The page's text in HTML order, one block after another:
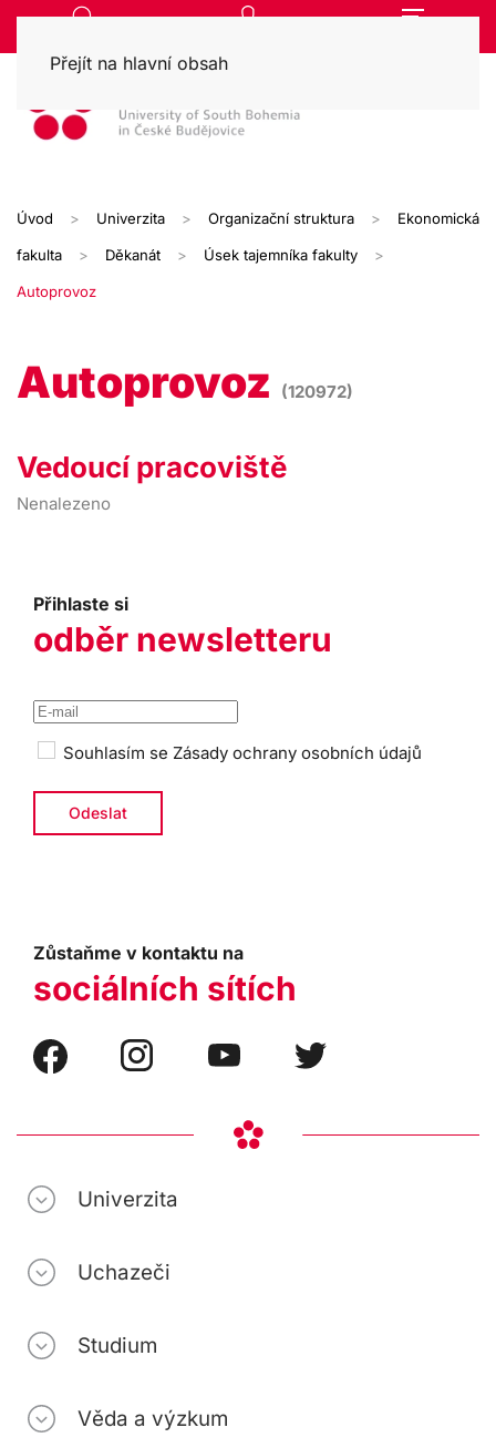
Přejít na hlavní obsah
Úvod Univerzita Organizační struktura Ekonomická
fakulta Děkanát Úsek tajemníka fakulty
Autoprovoz
Autoprovoz (120972)
Vedoucí pracoviště
Nenalezeno
Přihlaste si
odběr newsletteru
Souhlasím se Zásady ochrany osobních údajů
Zůstaňme v kontaktu na
sociálních sítích
Univerzita
Uchazeči
Studium
Věda a výzkum